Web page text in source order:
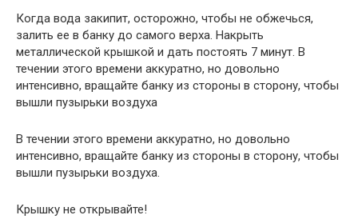
Когда вода закипит, осторожно, чтобы не обжечься,
залить ее в банку до самого верха. Накрыть
металлической крышкой и дать постоять 7 минут. В
течении этого времени аккуратно, но довольно
интенсивно, вращайте банку из стороны в сторону, чтобы
вышли пузырьки воздуха
В течении этого времени аккуратно, но довольно
интенсивно, вращайте банку из стороны в сторону, чтобы
вышли пузырьки воздуха.
Крышку не открывайте!